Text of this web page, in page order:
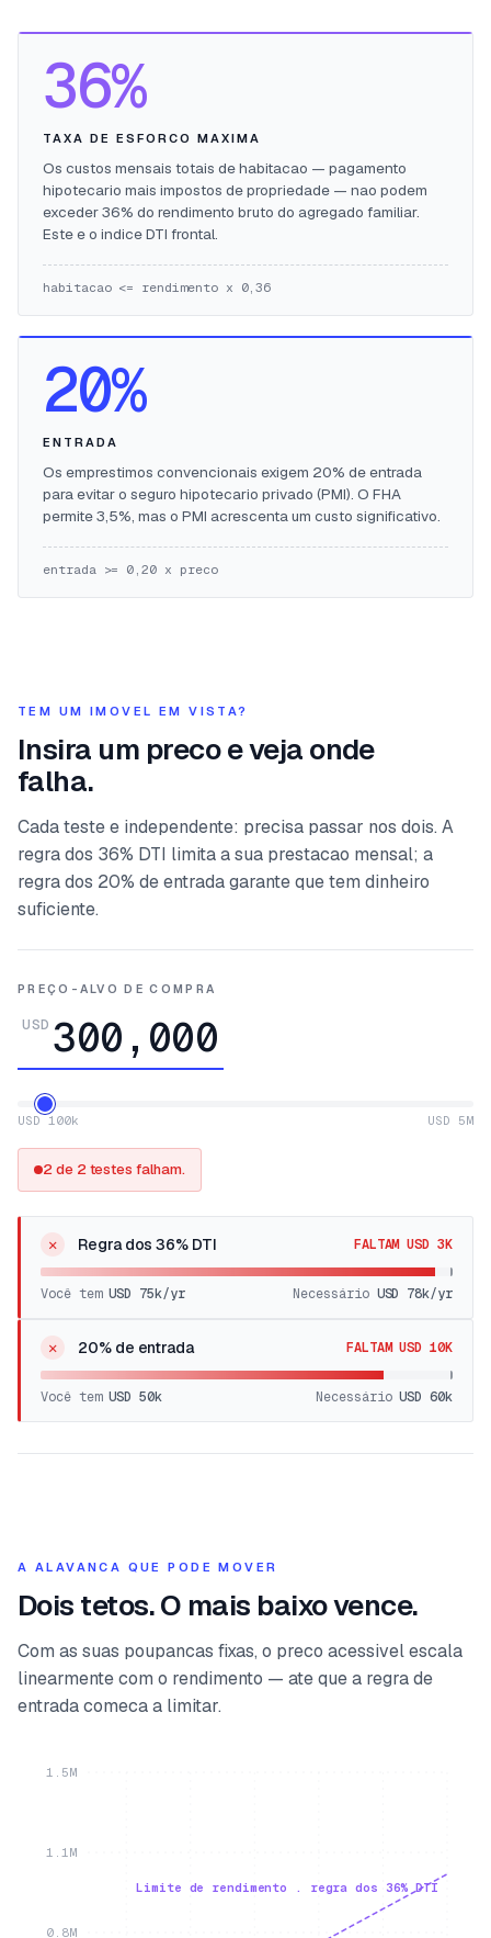
36%
TAXA DE ESFORCO MAXIMA
Os custos mensais totais de habitacao — pagamento
hipotecario mais impostos de propriedade — nao podem
exceder 36% do rendimento bruto do agregado familiar.
Este e o indice DTI frontal.
habitacao <= rendimento x 0,36
20%
ENTRADA
Os emprestimos convencionais exigem 20% de entrada
para evitar o seguro hipotecario privado (PMI). O FHA
permite 3,5%, mas o PMI acrescenta um custo significativo.
entrada >= 0,20 x preco
TEM UM IMOVEL EM VISTA?
Insira um preco e veja onde
falha.
Cada teste e independente: precisa passar nos dois. A
regra dos 36% DTI limita a sua prestacao mensal; a
regra dos 20% de entrada garante que tem dinheiro
suficiente.
PREÇO-ALVO DE COMPRA
USD
USD 100k USD 5M
2 de 2 testes falham.
✕ Regra dos 36% DTI FALTAM USD 3K
Você tem USD 75k/yr Necessário USD 78k/yr
✕ 20% de entrada FALTAM USD 10K
Você tem USD 50k Necessário USD 60k
A ALAVANCA QUE PODE MOVER
Dois tetos. O mais baixo vence.
Com as suas poupancas fixas, o preco acessivel escala
linearmente com o rendimento — ate que a regra de
entrada comeca a limitar.
0.8M
1.1M
1.5M
Limite de rendimento . regra dos 36% DTI